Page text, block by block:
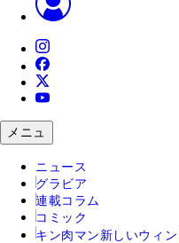
メニュ
ニュース
グラビア
連載コラム
コミック
キン肉マン 新しいウィン